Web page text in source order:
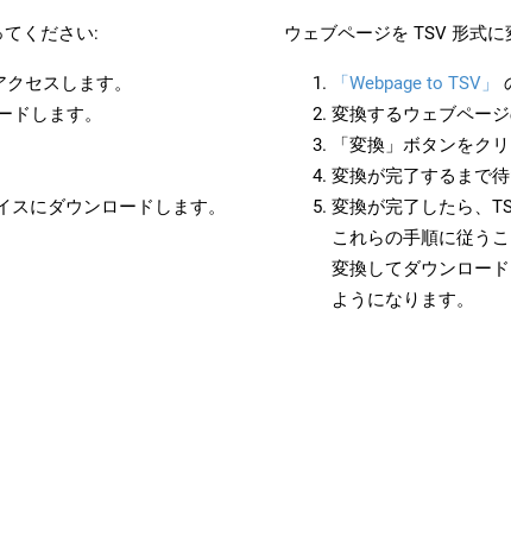
ください:
セスします。
ドします。
にダウンロードします。
ウェブページを TSV 形式に
「Webpage to TSV」
変換するウェブペー
「変換」ボタンをク
変換が完了するまで待
変換が完了したら、
これらの手順に従う
変換してダウンロー
ようになります。